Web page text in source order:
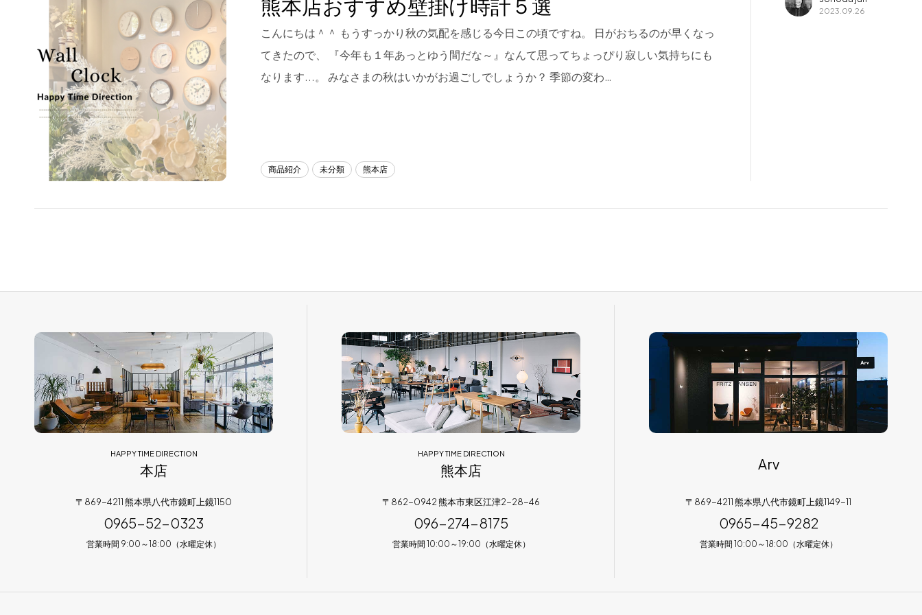
Blog
About us
for Business
Recruit
Contact
熊本店
096-274-8175
0965-45-9282
熊本店おすすめ壁掛け時計５選
こんにちは＾＾ もうすっかり秋の気配を感じる今日この頃ですね。 日がおちるのが早くなっ
てきたので、 『今年も１年あっとゆう間だな～』なんて思ってちょっぴり寂しい気持ちにも
なります...。 みなさまの秋はいかがお過ごしでしょうか？ 季節の変わ…
商品紹介 未分類 熊本店
2023.09.26
HAPPY TIME DIRECTION
本店
〒869-4211 熊本県八代市鏡町上鏡1150
0965-52-0323
営業時間 9:00～18:00（水曜定休）
HAPPY TIME DIRECTION
熊本店
〒862-0942 熊本市東区江津2-28-46
096-274-8175
営業時間 10:00～19:00（水曜定休）
Arv
〒869-4211 熊本県八代市鏡町上鏡1149-11
0965-45-9282
営業時間 10:00～18:00（水曜定休）